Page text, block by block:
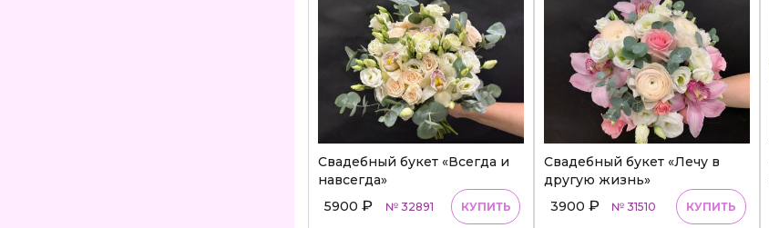
Свадебный букет «Всегда и
навсегда»
5900 ₽ № 32891 КУПИТЬ
Свадебный букет «Лечу в
другую жизнь»
3900 ₽ № 31510 КУПИТЬ